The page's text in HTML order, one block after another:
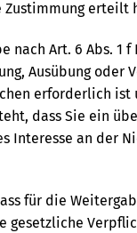
Zustimmung erteilt
nach Art. 6 Abs. 1 f
Ausübung oder
erforderlich ist
dass Sie ein
Interesse an der
für die
gesetzliche